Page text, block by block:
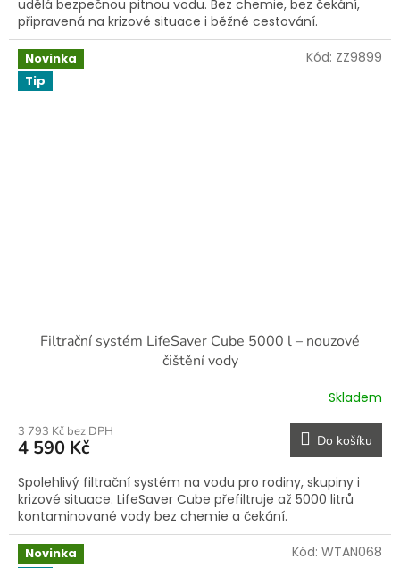
udělá bezpečnou pitnou vodu. Bez chemie, bez čekání,
připravená na krizové situace i běžné cestování.
Novinka
Tip
Filtrační systém LifeSaver Cube 5000 l – nouzové
čištění vody
Skladem
3 793 Kč bez DPH
4 590 Kč Do košíku
Spolehlivý filtrační systém na vodu pro rodiny, skupiny i
krizové situace. LifeSaver Cube přefiltruje až 5000 litrů
kontaminované vody bez chemie a čekání.
Kód: ZZ9899
Novinka
Kód: WTAN068